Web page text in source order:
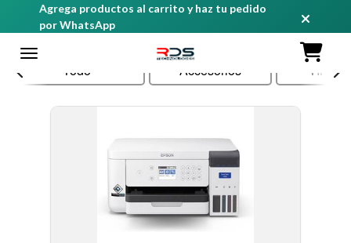
Agrega productos al carrito y haz tu pedido
por WhatsApp
Todo Accesorios